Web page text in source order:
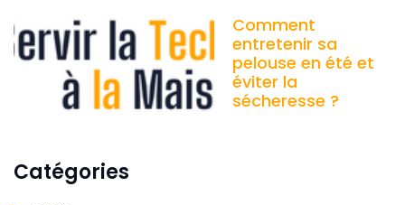
Comment
entretenir sa
pelouse en été et
éviter la
sécheresse ?
Catégories